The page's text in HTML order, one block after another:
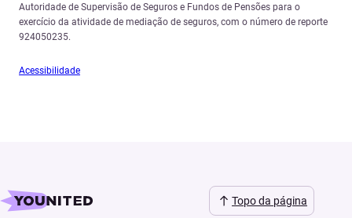
Autoridade de Supervisão de Seguros e Fundos de Pensões para o
exercício da atividade de mediação de seguros, com o número de reporte
924050235.
Acessibilidade
Topo da página